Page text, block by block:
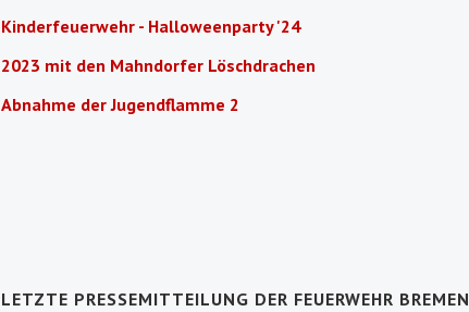
Kinderfeuerwehr - Halloweenparty '24
2023 mit den Mahndorfer Löschdrachen
Abnahme der Jugendflamme 2
LETZTE PRESSEMITTEILUNG DER FEUERWEHR BREMEN